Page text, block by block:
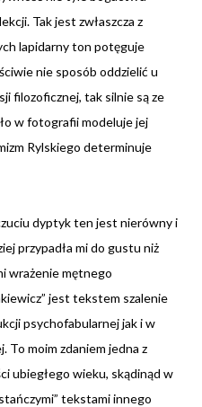
Tak jest zwłaszcza z
lapidarny ton potęguje
nie sposób oddzielić u
filozoficznej, tak silnie są ze
w fotografii modeluje jej
Rylskiego determinuje
dyptyk ten jest nierówny i
przypadła mi do gustu niż
wrażenie mętnego
jest tekstem szalenie
psychofabularnej jak i w
moim zdaniem jedna z
ubiegłego wieku, skądinąd w
tekstami innego